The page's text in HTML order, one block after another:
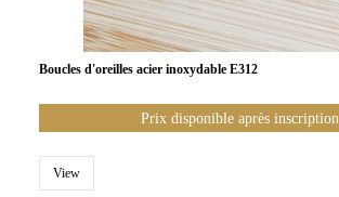
Boucles d'oreilles acier inoxydable E312
Prix disponible après inscription
View